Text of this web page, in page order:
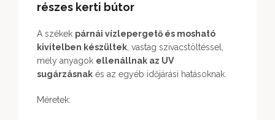
részes kerti bútor
A székek párnái vízlepergető és mosható
kivitelben készültek , vastag szivacstöltéssel,
mely anyagok ellenállnak az UV
sugárzásnak és az egyéb időjárási hatásoknak.
Méretek: